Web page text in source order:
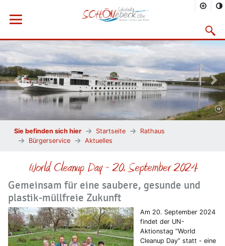
Menü öffnen
Vorheriges Bild
Sie befinden sich hier Startseite
Rathaus
Bürgerservice
Aktuelles
World Cleanup Day - 20. September 2024
Gemeinsam für eine saubere, gesunde und
plastik-müllfreie Zukunft
Am 20. September 2024
findet der UN-
Aktionstag “World
Cleanup Day” statt - eine